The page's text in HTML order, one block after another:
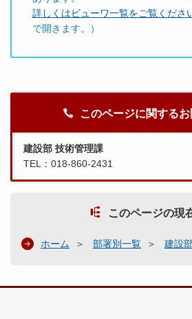
詳しくはビューワ一覧をご覧くださ
で開きます。）
このページに関する
建設部 技術管理課
TEL：018-860-2431
このページの現
ホーム 部署別一覧 建設